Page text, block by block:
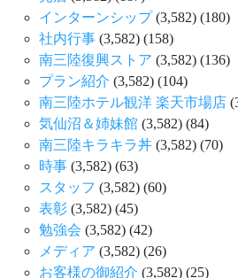
インターンシップ(3,582) (180)
社内行事 (3,582) (158)
南三陸復興ストア (3,582) (136)
プラン紹介 (3,582) (104)
南三陸ホテル観洋 楽天市場店
気仙沼＆姉妹館 (3,582) (84)
南三陸キラキラ丼 (3,582) (70)
時事 (3,582) (63)
スタッフ (3,582) (60)
表彰 (3,582) (45)
勉強会 (3,582) (42)
メディア (3,582) (26)
お客様の御紹介 (3,582) (25)